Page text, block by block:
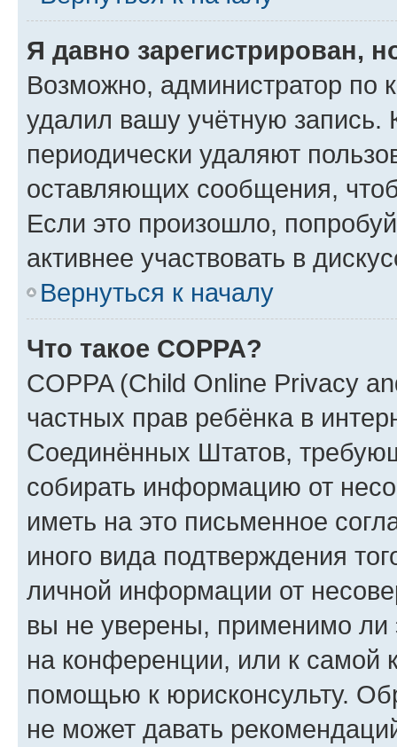
Я давно зарегистрирован,
Возможно, администратор по
удалил вашу учётную запись.
периодически удаляют
оставляющих сообщения,
Если это произошло,
активнее участвовать в
Вернуться к началу
Что такое COPPA?
COPPA (Child Online Privacy
частных прав ребёнка в
Соединённых Штатов,
собирать информацию от
иметь на это письменное
иного вида подтверждения
личной информации от
вы не уверены, применимо ли
на конференции, или к самой
помощью к юрисконсульту.
не может давать